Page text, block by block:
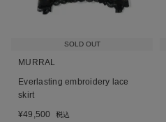
SOLD OUT
MURRAL
Everlasting embroidery lace
skirt
¥49,500 税込